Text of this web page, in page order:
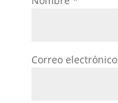
Correo electrónico